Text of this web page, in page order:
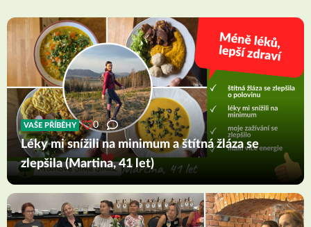
VAŠE PŘÍBĚHY 0
Léky mi snížili na minimum a štítná žláza se
zlepšila (Martina, 41 let)